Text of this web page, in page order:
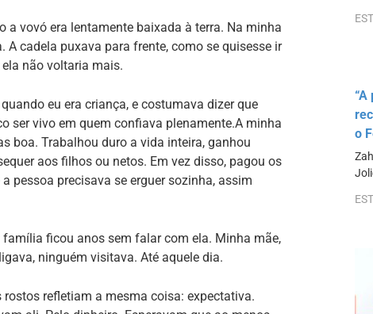
a vovó era lentamente baixada à terra. Na minha
A cadela puxava para frente, como se quisesse ir
não voltaria mais.
eu era criança, e costumava dizer que
ser vivo em quem confiava plenamente.A minha
boa. Trabalhou duro a vida inteira, ganhou
aos filhos ou netos. Em vez disso, pagou os
pessoa precisava se erguer sozinha, assim
ficou anos sem falar com ela. Minha mãe,
ninguém visitava. Até aquele dia.
refletiam a mesma coisa: expectativa.
“A
o